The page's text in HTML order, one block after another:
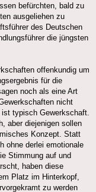
befürchten, bald zu
ausgeliehen zu
des Deutschen
die jüngsten
offenkundig um
für die
noch als eine Art
nicht
typisch Gewerkschaft.
aber diejenigen sollen
Konzept. Statt
ohne derlei emotionale
Stimmung auf und
haben diese
Platz im Hinterkopf,
zu werden